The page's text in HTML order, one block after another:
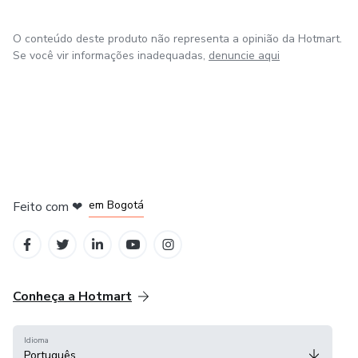
O conteúdo deste produto não representa a opinião da Hotmart.
Se você vir informações inadequadas, denuncie aqui
Feito com ❤ em Bogotá
Conheça a Hotmart
Idioma